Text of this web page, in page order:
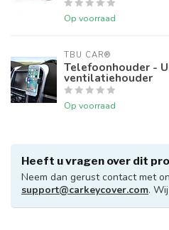
Op voorraad
TBU CAR®
Telefoonhouder -
ventilatiehouder
Op voorraad
Heeft u vragen over dit
Neem dan gerust contact met
support@carkeycover.com.